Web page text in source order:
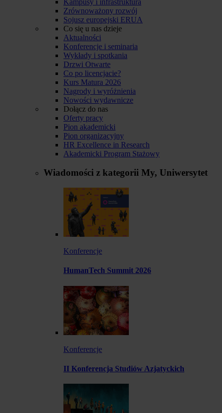
Zrównoważony rozwój
Sojusz europejski ERUA
Co się u nas dzieje
Aktualności
Konferencje i seminaria
Wykłady i spotkania
Drzwi Otwarte
Co po licencjacie?
Kurs Matura 2026
Nagrody i wyróżnienia
Nowości wydawnicze
Dołącz do nas
Oferty pracy
Pion akademicki
Pion organizacyjny
HR Excellence in Research
Akademicki Program Stażowy
Wiadomości z kategorii My, Uniwersytet
Konferencje
HumanTech Summit 2026
Konferencje
II Konferencja Studiów Azjatyckich